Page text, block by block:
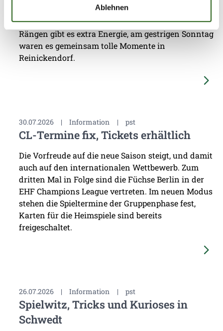
Ablehnen
Handballer der Füchse Berlin auf die Unterstützung
des Fanclubs Füchsepower verlassen. Von den
Rängen gibt es extra Energie, am gestrigen Sonntag
waren es gemeinsam tolle Momente in
Reinickendorf.
30.07.2026 | Information | pst
CL-Termine fix, Tickets erhältlich
Die Vorfreude auf die neue Saison steigt, und damit
auch auf den internationalen Wettbewerb. Zum
dritten Mal in Folge sind die Füchse Berlin in der
EHF Champions League vertreten. Im neuen Modus
stehen die Spieltermine der Gruppenphase fest,
Karten für die Heimspiele sind bereits
freigeschaltet.
26.07.2026 | Information | pst
Spielwitz, Tricks und Kurioses in
Schwedt